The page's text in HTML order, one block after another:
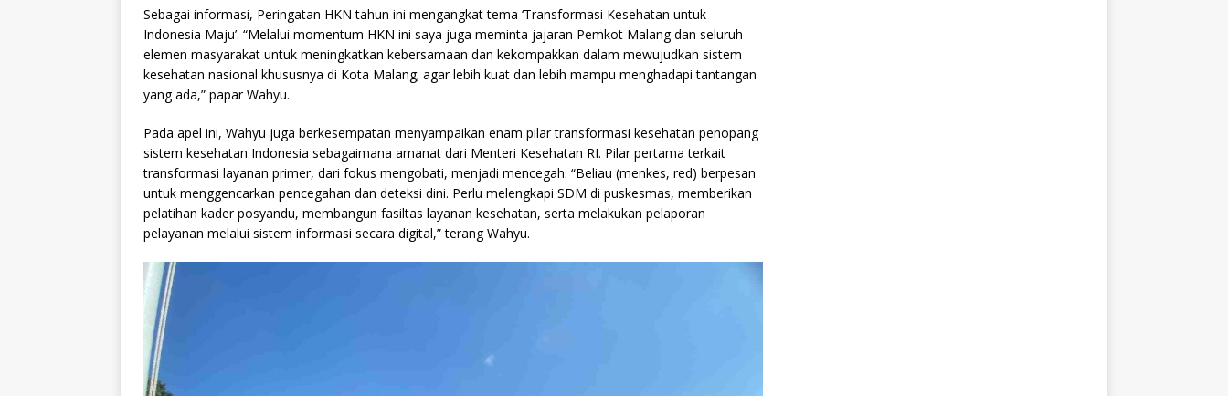
Sebagai informasi, Peringatan HKN tahun ini mengangkat tema ‘Transformasi Kesehatan untuk
Indonesia Maju’. “Melalui momentum HKN ini saya juga meminta jajaran Pemkot Malang dan seluruh
elemen masyarakat untuk meningkatkan kebersamaan dan kekompakkan dalam mewujudkan sistem
kesehatan nasional khususnya di Kota Malang; agar lebih kuat dan lebih mampu menghadapi tantangan
yang ada,” papar Wahyu.
Pada apel ini, Wahyu juga berkesempatan menyampaikan enam pilar transformasi kesehatan penopang
sistem kesehatan Indonesia sebagaimana amanat dari Menteri Kesehatan RI. Pilar pertama terkait
transformasi layanan primer, dari fokus mengobati, menjadi mencegah. “Beliau (menkes, red) berpesan
untuk menggencarkan pencegahan dan deteksi dini. Perlu melengkapi SDM di puskesmas, memberikan
pelatihan kader posyandu, membangun fasiltas layanan kesehatan, serta melakukan pelaporan
pelayanan melalui sistem informasi secara digital,” terang Wahyu.